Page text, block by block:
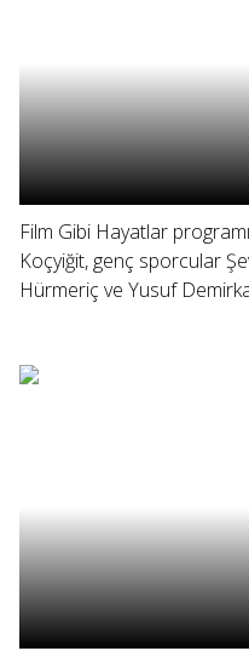
Film Gibi Hayatlar
Koçyiğit, genç sporcular
Hürmeriç ve Yusuf